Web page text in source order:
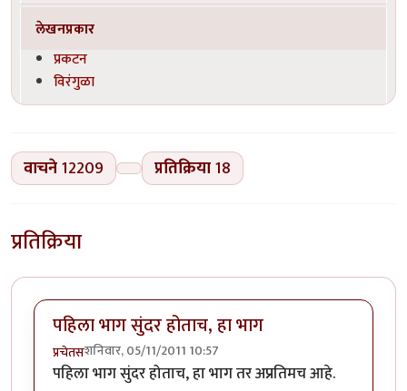
लेखनप्रकार
प्रकटन
विरंगुळा
वाचने12209 प्रतिक्रिया18
प्रतिक्रिया
पहिला भाग सुंदर होताच, हा भाग
प्रचेतसशनिवार, 05/11/2011 10:57
पहिला भाग सुंदर होताच, हा भाग तर अप्रतिमच आहे.